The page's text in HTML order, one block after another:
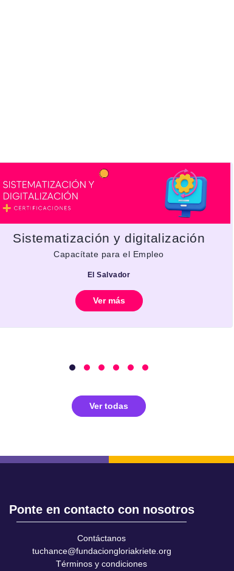
Sistematización y digitalización
Capacítate para el Empleo
El Salvador
Ver más
Ver todas
Ponte en contacto con nosotros
Contáctanos
tuchance@fundaciongloriakriete.org
Términos y condiciones